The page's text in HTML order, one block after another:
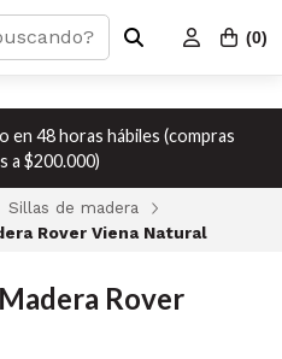
(0)
en 48 horas hábiles (compras
a $200.000)
Sillas de madera
Rover Viena Natural
Rover